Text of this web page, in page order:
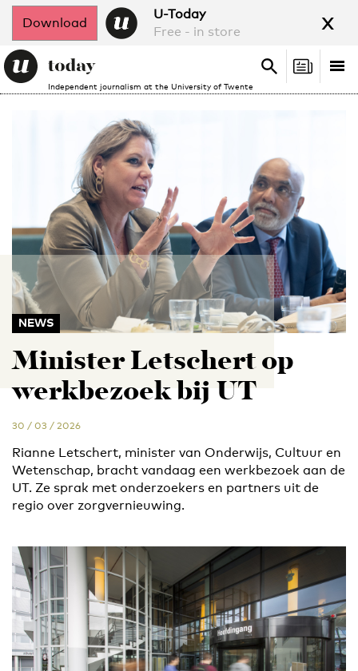
Download
U-Today
Free - in store
x
Independent journalism at the University of Twente
Search
Search
NEWS
Minister Letschert op
werkbezoek bij UT
30 / 03 / 2026
Rianne Letschert, minister van Onderwijs, Cultuur en
Wetenschap, bracht vandaag een werkbezoek aan de
UT. Ze sprak met onderzoekers en partners uit de
regio over zorgvernieuwing.